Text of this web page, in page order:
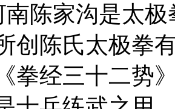
陈家沟是太极
创陈氏太极拳
拳经三十二势